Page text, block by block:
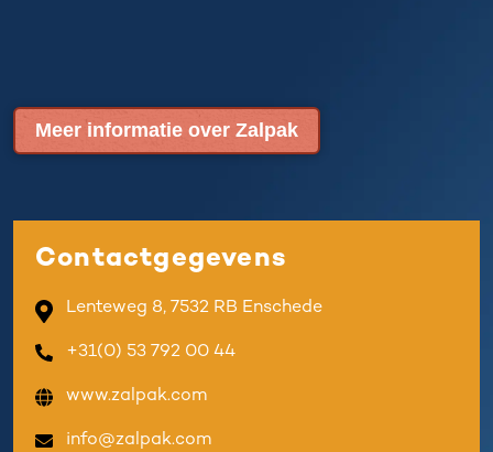
Meer informatie over Zalpak
Contactgegevens
Lenteweg 8, 7532 RB Enschede
+31(0) 53 792 00 44
www.zalpak.com
info@zalpak.com